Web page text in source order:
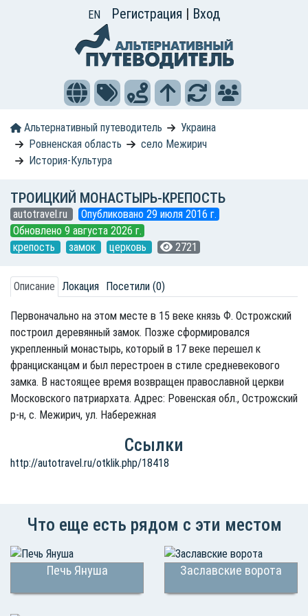
EN Регистрация | Вход
Альтернативный путеводитель
Украина
Ровненская область
село Межирич
История-Культура
ТРОИЦКИЙ МОНАСТЫРЬ-КРЕПОСТЬ
autotravel.ru
Опубликовано 29 июля 2016 г.
Обновлено 9 августа 2026 г.
крепость
замок церковь 2721
Описание Локация Посетили (0)
Первоначально на этом месте в 15 веке князь Ф. Острожский
построил деревянный замок. Позже сформировался
укрепленный монастырь, который в 17 веке перешел к
францисканцам и был перестроен в стиле средневекового
замка. В настоящее время возвращен православной церкви
Московского патриархата. Адрес: Ровенская обл., Острожский
р-н, с. Межирич, ул. Набережная
Ссылки
http://autotravel.ru/otklik.php/18418
Что еще есть рядом с эти местом
Печь Януша Заславские ворота